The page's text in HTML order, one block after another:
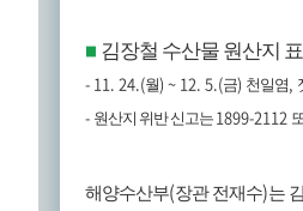
■ 김장철 수산물 원산지
- 11. 24.(월) ~ 12. 5.(금) 천일염
- 원산지 위반 신고는 1899-2112
해양수산부(장관 전재수)는